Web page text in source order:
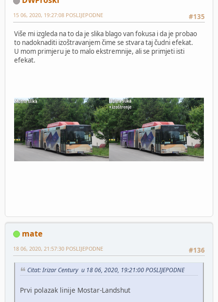
#135
15 06, 2020, 19:27:08 POSLIJEPODNE
Više mi izgleda na to da je slika blago van fokusa i da je probao
to nadoknaditi izoštravanjem čime se stvara taj čudni efekat.
U mom primjeru je to malo ekstremnije, ali se primjeti isti
efekat.
mate
#136
18 06, 2020, 21:57:30 POSLIJEPODNE
Citat: Irizar Century u 18 06, 2020, 19:21:00 POSLIJEPODNE
Prvi polazak linije Mostar-Landshut